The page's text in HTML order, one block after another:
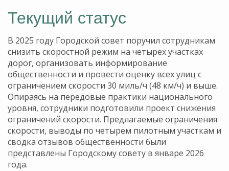
Текущий статус
В 2025 году Городской совет поручил сотрудникам
снизить скоростной режим на четырех участках
дорог, организовать информирование
общественности и провести оценку всех улиц с
ограничением скорости 30 миль/ч (48 км/ч) и выше.
Опираясь на передовые практики национального
уровня, сотрудники подготовили проект снижения
ограничений скорости. Предлагаемые ограничения
скорости, выводы по четырем пилотным участкам и
сводка отзывов общественности были
представлены Городскому совету в январе 2026
года.